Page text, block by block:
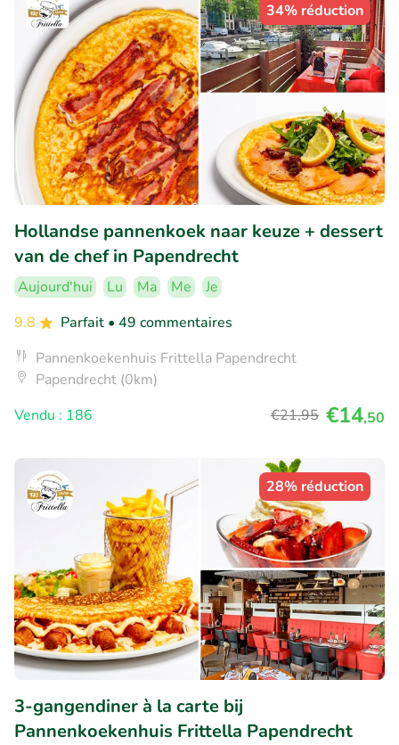
34% réduction
Hollandse pannenkoek naar keuze + dessert
van de chef in Papendrecht
Aujourd'hui Lu Ma Me
Je
9.8
Parfait • 49 commentaires
Pannenkoekenhuis Frittella Papendrecht
Papendrecht (0km)
Vendu : 186
€21,95 €14,50
28% réduction
3-gangendiner à la carte bij
Pannenkoekenhuis Frittella Papendrecht